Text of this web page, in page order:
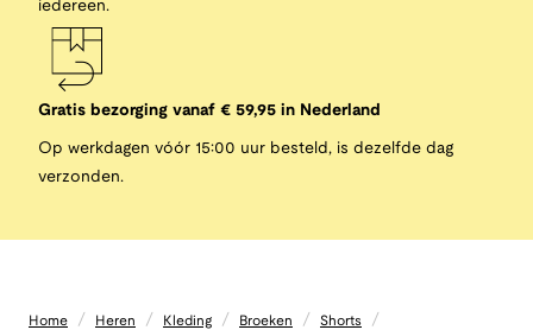
iedereen.
Gratis bezorging vanaf € 59,95 in Nederland
Op werkdagen vóór 15:00 uur besteld, is dezelfde dag
verzonden.
Home / Heren / Kleding / Broeken / Shorts /